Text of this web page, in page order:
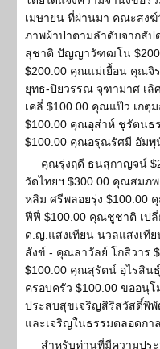
เมษายน ที่ผ่านมา คณะสง
ภาพผ้าป่าตามลำดับจากสั
สุชาติ ปัญญาวัฑฒโน
$200.00 คุณแม่เยื้อน คุณจิ
ยุทธ-ปิยวรรณ จุฑามาศ เลิ
เคลี่ $100.00 คุณแป๊ว เก
$100.00 คุณอุส่าห์ ชูรัตนธ
$100.00 คุณอรุณรัศมี อัมพุ
คุณรุ่งฤดี ธนสุกาญจน์
วัดไทยฯ $300.00 คุณสม
หลิม ศรีพลอยรุ่ง $100.00
ฟีฟี่ $100.00 คุณชูชาติ เป
ด.ญ.แสงเทียน นวลแสงเที
สังข์ - คุณลาวัลย์ โกสิวาร
$100.00 คุณสุรัตน์ อุไรสิน
ครอบครัว $100.00 ขออนุ
ประสบสุขเจริญสิริสวัสดิ์พิ
และเจริญในธรรมตลอดกา
สำหรับท่านที่มีความปร